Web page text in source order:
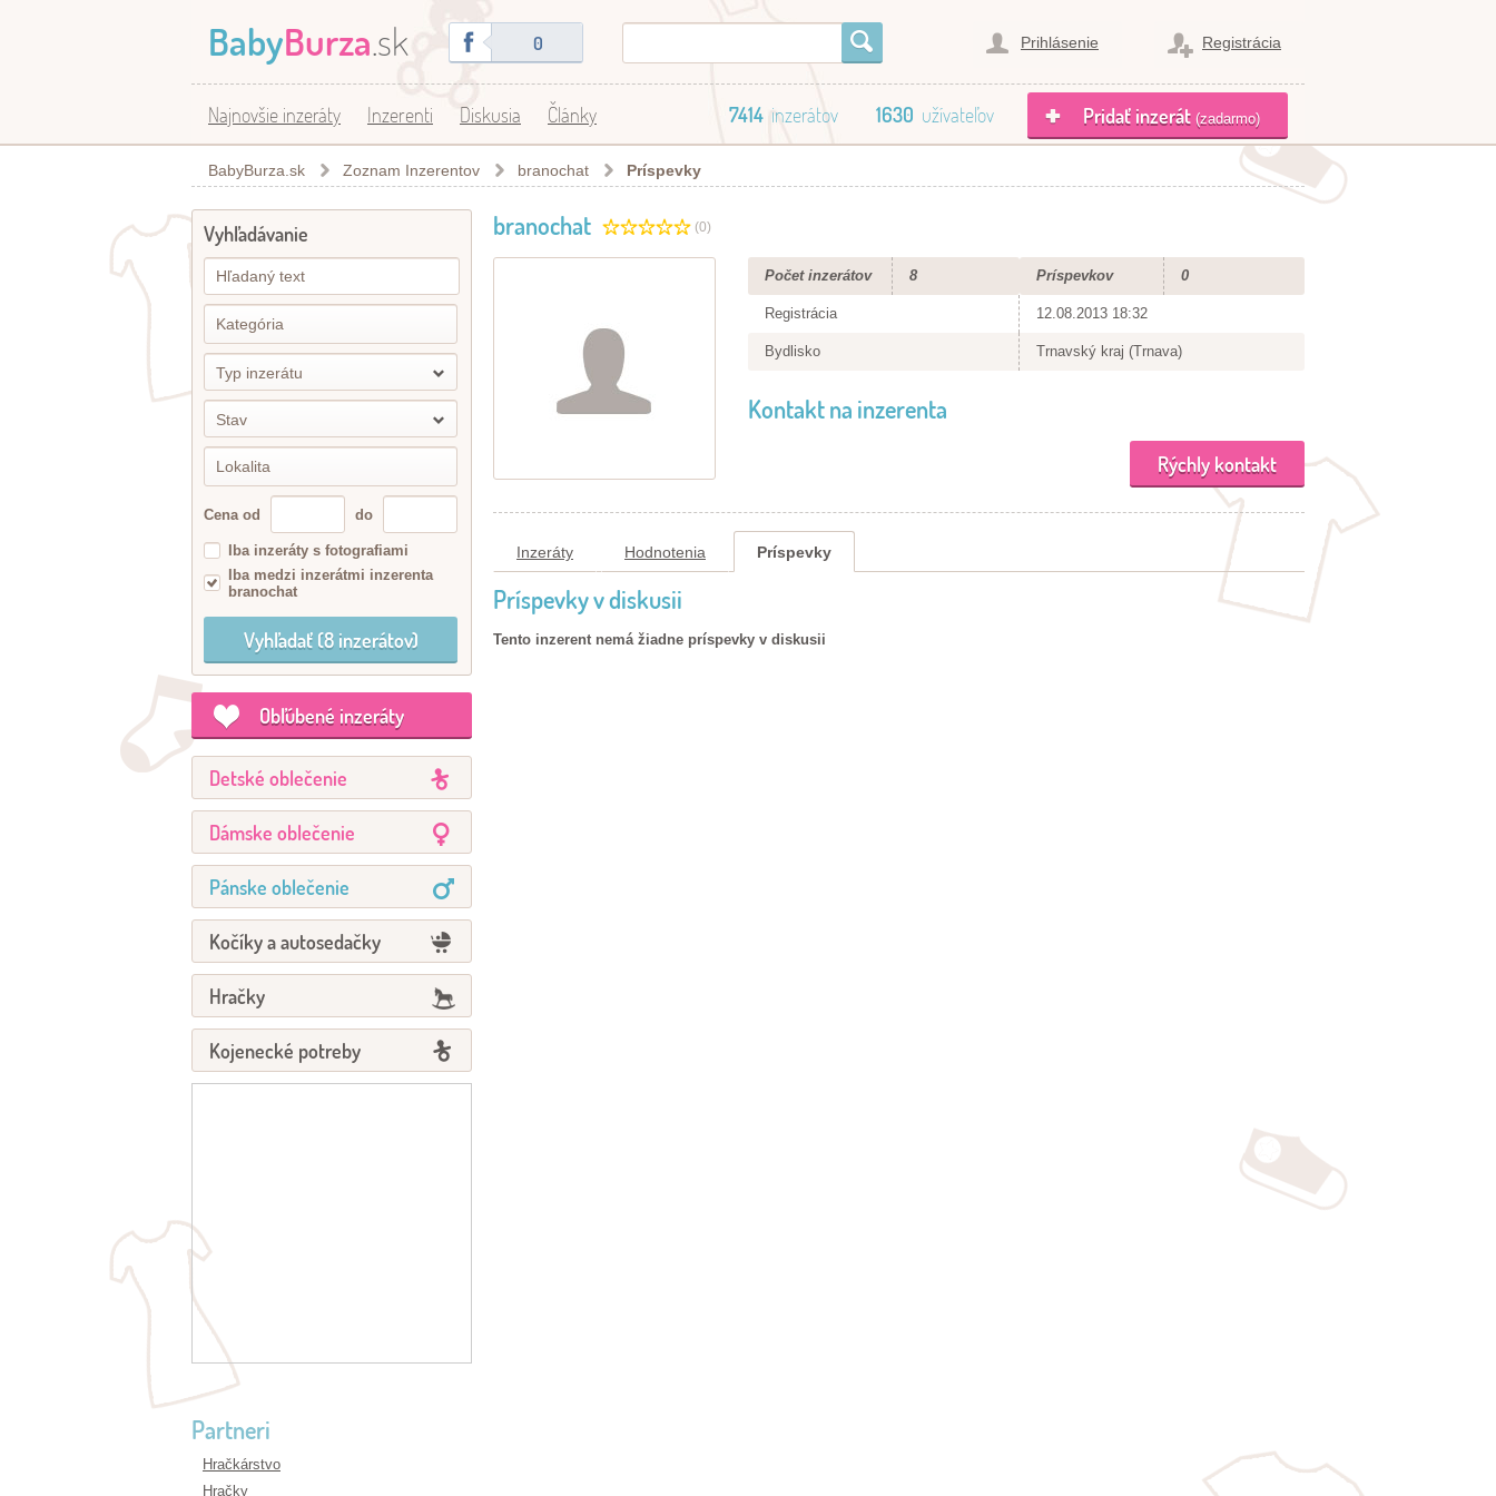
BabyBurza.sk 0 Prihlásenie Registrácia
Najnovšie inzeráty Inzerenti Diskusia Články Pridať inzerát (zadarmo)
7414 inzerátov 1630 užívateľov
BabyBurza.sk Zoznam Inzerentov branochat Príspevky
Vyhľadávanie
Typ inzerátu
Stav
Cena od do
Iba inzeráty s fotografiami
Iba medzi inzerátmi inzerenta
branochat
Obľúbené inzeráty
Detské oblečenie
Dámske oblečenie
Pánske oblečenie
Kočíky a autosedačky
Hračky
Kojenecké potreby
Partneri
Hračkárstvo
Hračky
branochat (0)
Počet inzerátov 8 Príspevkov 0
Registrácia 12.08.2013 18:32
Bydlisko Trnavský kraj (Trnava)
Kontakt na inzerenta
Rýchly kontakt
Inzeráty Hodnotenia Príspevky
Príspevky v diskusii
Tento inzerent nemá žiadne príspevky v diskusii